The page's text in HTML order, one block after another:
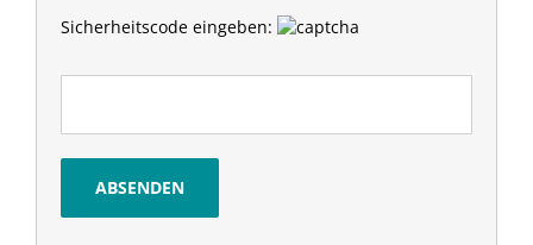
Sicherheitscode eingeben: